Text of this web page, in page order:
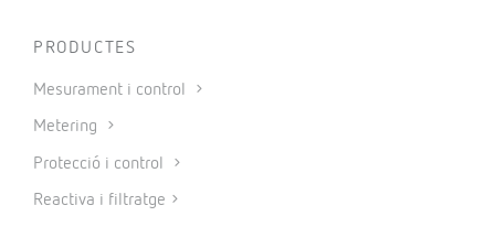
PRODUCTES
Mesurament i control
Metering
Protecció i control
Reactiva i filtratge